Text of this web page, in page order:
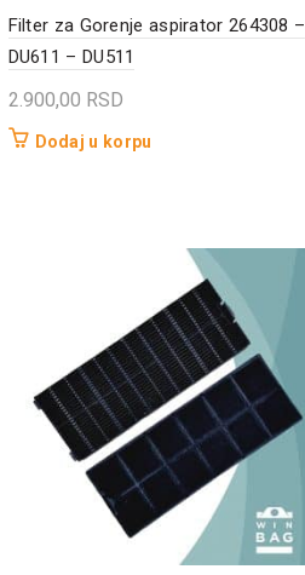
Filter za Gorenje aspirator 264308 –
DU611 – DU511
2.900,00 RSD
Dodaj u korpu